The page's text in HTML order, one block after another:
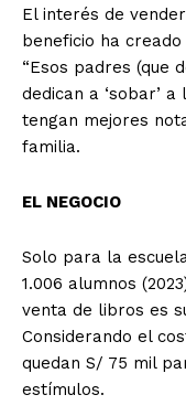
El interés de
beneficio ha
“Esos padres (que
dedican a ‘sobar’
tengan mejores
familia.
EL NEGOCIO
Solo para la
1.006 alumnos
venta de libros es
Considerando el
quedan S/ 75 mil
estímulos.